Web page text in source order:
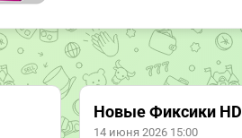
Новые Фиксики HD
14 июня 2026 15:00